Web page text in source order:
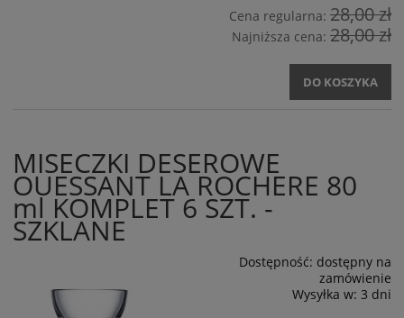
Cena regularna: 28,00 zł
Najniższa cena: 28,00 zł
DO KOSZYKA
MISECZKI DESEROWE
OUESSANT LA ROCHERE 80
ml KOMPLET 6 SZT. -
SZKLANE
Dostępność: dostępny na
zamówienie
Wysyłka w: 3 dni